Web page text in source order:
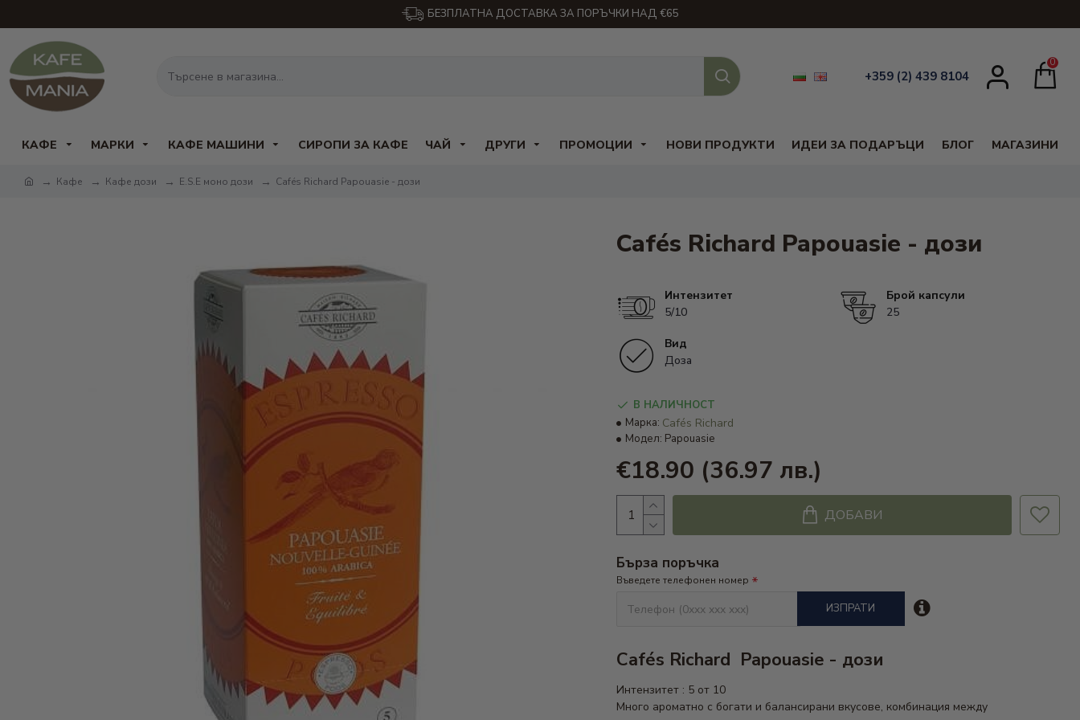
БЕЗПЛАТНА ДОСТАВКА ЗА ПОРЪЧКИ НАД €65
+359 (2) 439 8104
0
КАФЕ МАРКИ КАФЕ МАШИНИ СИРОПИ ЗА КАФЕ ЧАЙ ДРУГИ ПРОМОЦИИ НОВИ ПРОДУКТИ ИДЕИ ЗА ПОДАРЪЦИ БЛОГ МАГАЗИНИ
Кафе Кафе дози Е.S.E моно дози Cafés Richard Papouasie - дози
Cafés Richard Papouasie - дози
Интензитет
5/10
Брой капсули
25
Вид
Доза
В НАЛИЧНОСТ
Марка: Cafés Richard
Модел: Papouasie
€18.90 (36.97 лв.)
ДОБАВИ
Бърза поръчка
Въведете телефонен номер
ИЗПРАТИ
Cafés Richard Papouasie - дози
Интензитет : 5 от 10
Много ароматно с богати и балансирани вкусове, комбинация между